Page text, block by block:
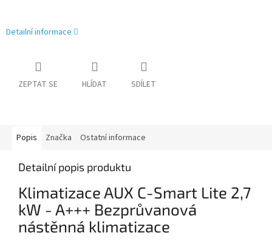
Detailní informace
ZEPTAT SE HLÍDAT SDÍLET
Popis Značka Ostatní informace
Detailní popis produktu
Klimatizace AUX C-Smart Lite 2,7
kW - A+++ Bezprůvanová
nástěnná klimatizace